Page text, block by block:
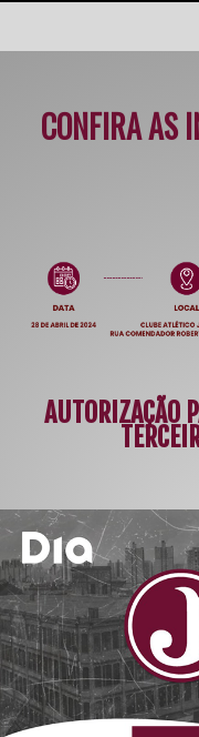
CONFIRA AS
AUTORIZAÇÃO